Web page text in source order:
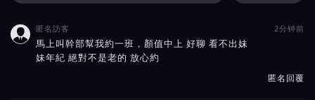
 匿名訪客 2分钟前
馬上叫幹部幫我約一班，顏值中上 好聊 看不出妹
妹年紀 絕對不是老的 放心約
匿名回覆